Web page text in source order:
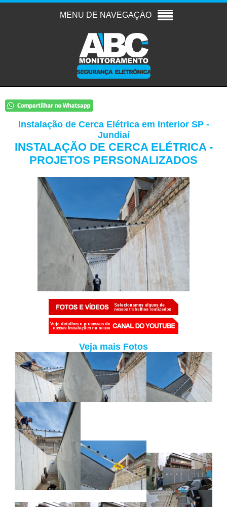
Instalação de Cerca Elétrica em Interior SP -
Jundiaí
INSTALAÇÃO DE CERCA ELÉTRICA -
PROJETOS PERSONALIZADOS
Veja mais Fotos